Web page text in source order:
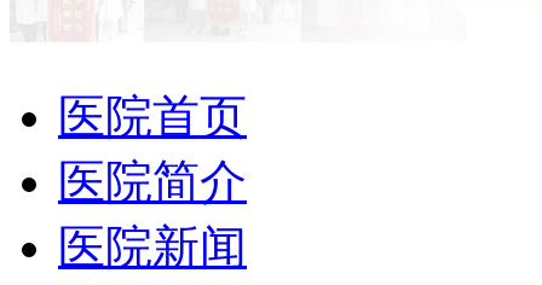
医院首页
医院简介
医院新闻